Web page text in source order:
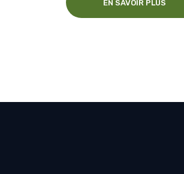
EN SAVOIR PLUS